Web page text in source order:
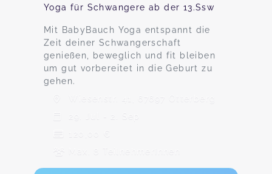
Yoga für Schwangere ab der 13.Ssw
Mit BabyBauch Yoga entspannt die
Zeit deiner Schwangerschaft
genießen, beweglich und fit bleiben
um gut vorbereitet in die Geburt zu
gehen.
Wiesenstr. 41, 67697 Otterberg
29. Jul - 2. Sep
120,00 €
Max. 8 TeilnehmerInnen